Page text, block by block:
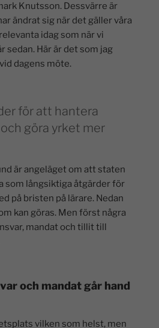
Knutsson. Dessvärre är
ändrat sig när det gäller våra
idag som när vi
sedan. Här är det som jag
dagens möte.
för att hantera
göra yrket mer
är angeläget om att staten
som långsiktiga åtgärder för
på bristen på lärare. Nedan
kan göras. Men först några
mandat och tillit till
och mandat går hand
vilken som helst, men